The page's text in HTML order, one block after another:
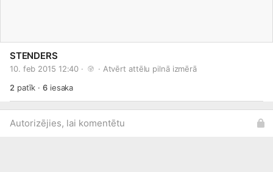
STENDERS
10. feb 2015 12:40 · · Atvērt attēlu pilnā izmērā
2 patīk ·6iesaka
Autorizējies, lai komentētu